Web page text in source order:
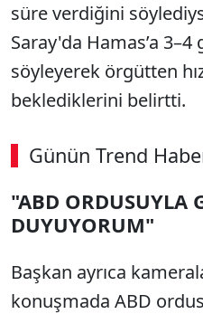
süre verdiğini
Saray'da Hamas’a 3–4
söyleyerek örgütten
beklediklerini belirtti.
Günün Trend
00:02 / 09:08
"ABD ORDUSUYLA
DUYUYORUM"
Başkan ayrıca
konuşmada ABD